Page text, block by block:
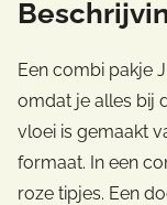
Een combi pakje
omdat je alles bij
vloei is gemaakt
formaat. In een
roze tipjes. Een